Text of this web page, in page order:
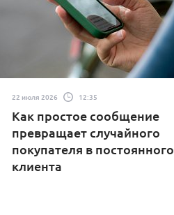
22 июля 2026 12:35
Как простое сообщение
превращает случайного
покупателя в постоянного
клиента